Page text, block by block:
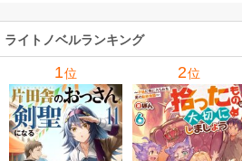
ーガン/星合操/ア
ン･ウィール/ 津寺
里可子
ウェイ/一重夕子
ライトノベルランキング
1位 2位